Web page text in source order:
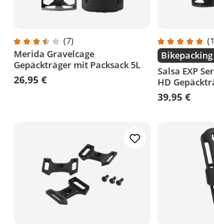
Durchschnittliche Bewertung von 3.5 von 5
(7)
Merida Gravelcage
Gepäckträger mit Packsack 5L
26,95 €
Salsa EXP
HD
39,95 €